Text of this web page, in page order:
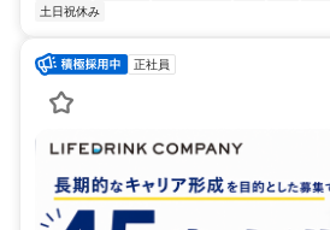
土日祝休み
正社員